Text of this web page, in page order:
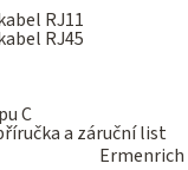
RJ11
RJ45
C
a záruční list
Ermenrich